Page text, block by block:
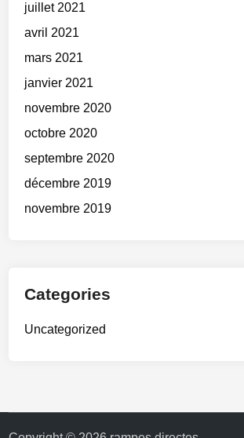
juillet 2021
avril 2021
mars 2021
janvier 2021
novembre 2020
octobre 2020
septembre 2020
décembre 2019
novembre 2019
Categories
Uncategorized